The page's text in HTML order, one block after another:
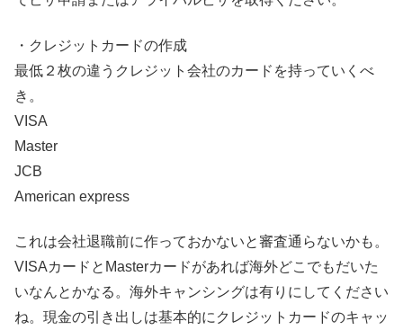
・クレジットカードの作成
最低２枚の違うクレジット会社のカードを持っていくべ
き。
VISA
Master
JCB
American express
これは会社退職前に作っておかないと審査通らないかも。
VISAカードとMasterカードがあれば海外どこでもだいた
いなんとかなる。海外キャンシングは有りにしてください
ね。現金の引き出しは基本的にクレジットカードのキャッ